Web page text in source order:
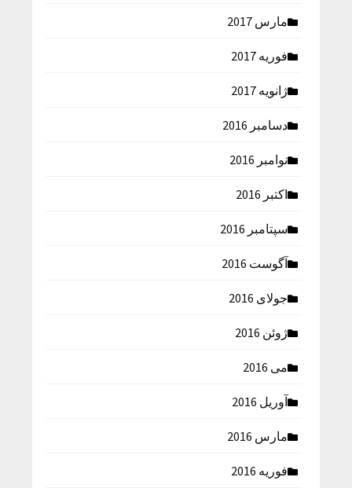
مارس 2017
فوریه 2017
ژانویه 2017
دسامبر 2016
نوامبر 2016
اکتبر 2016
سپتامبر 2016
آگوست 2016
جولای 2016
ژوئن 2016
می 2016
آوریل 2016
مارس 2016
فوریه 2016